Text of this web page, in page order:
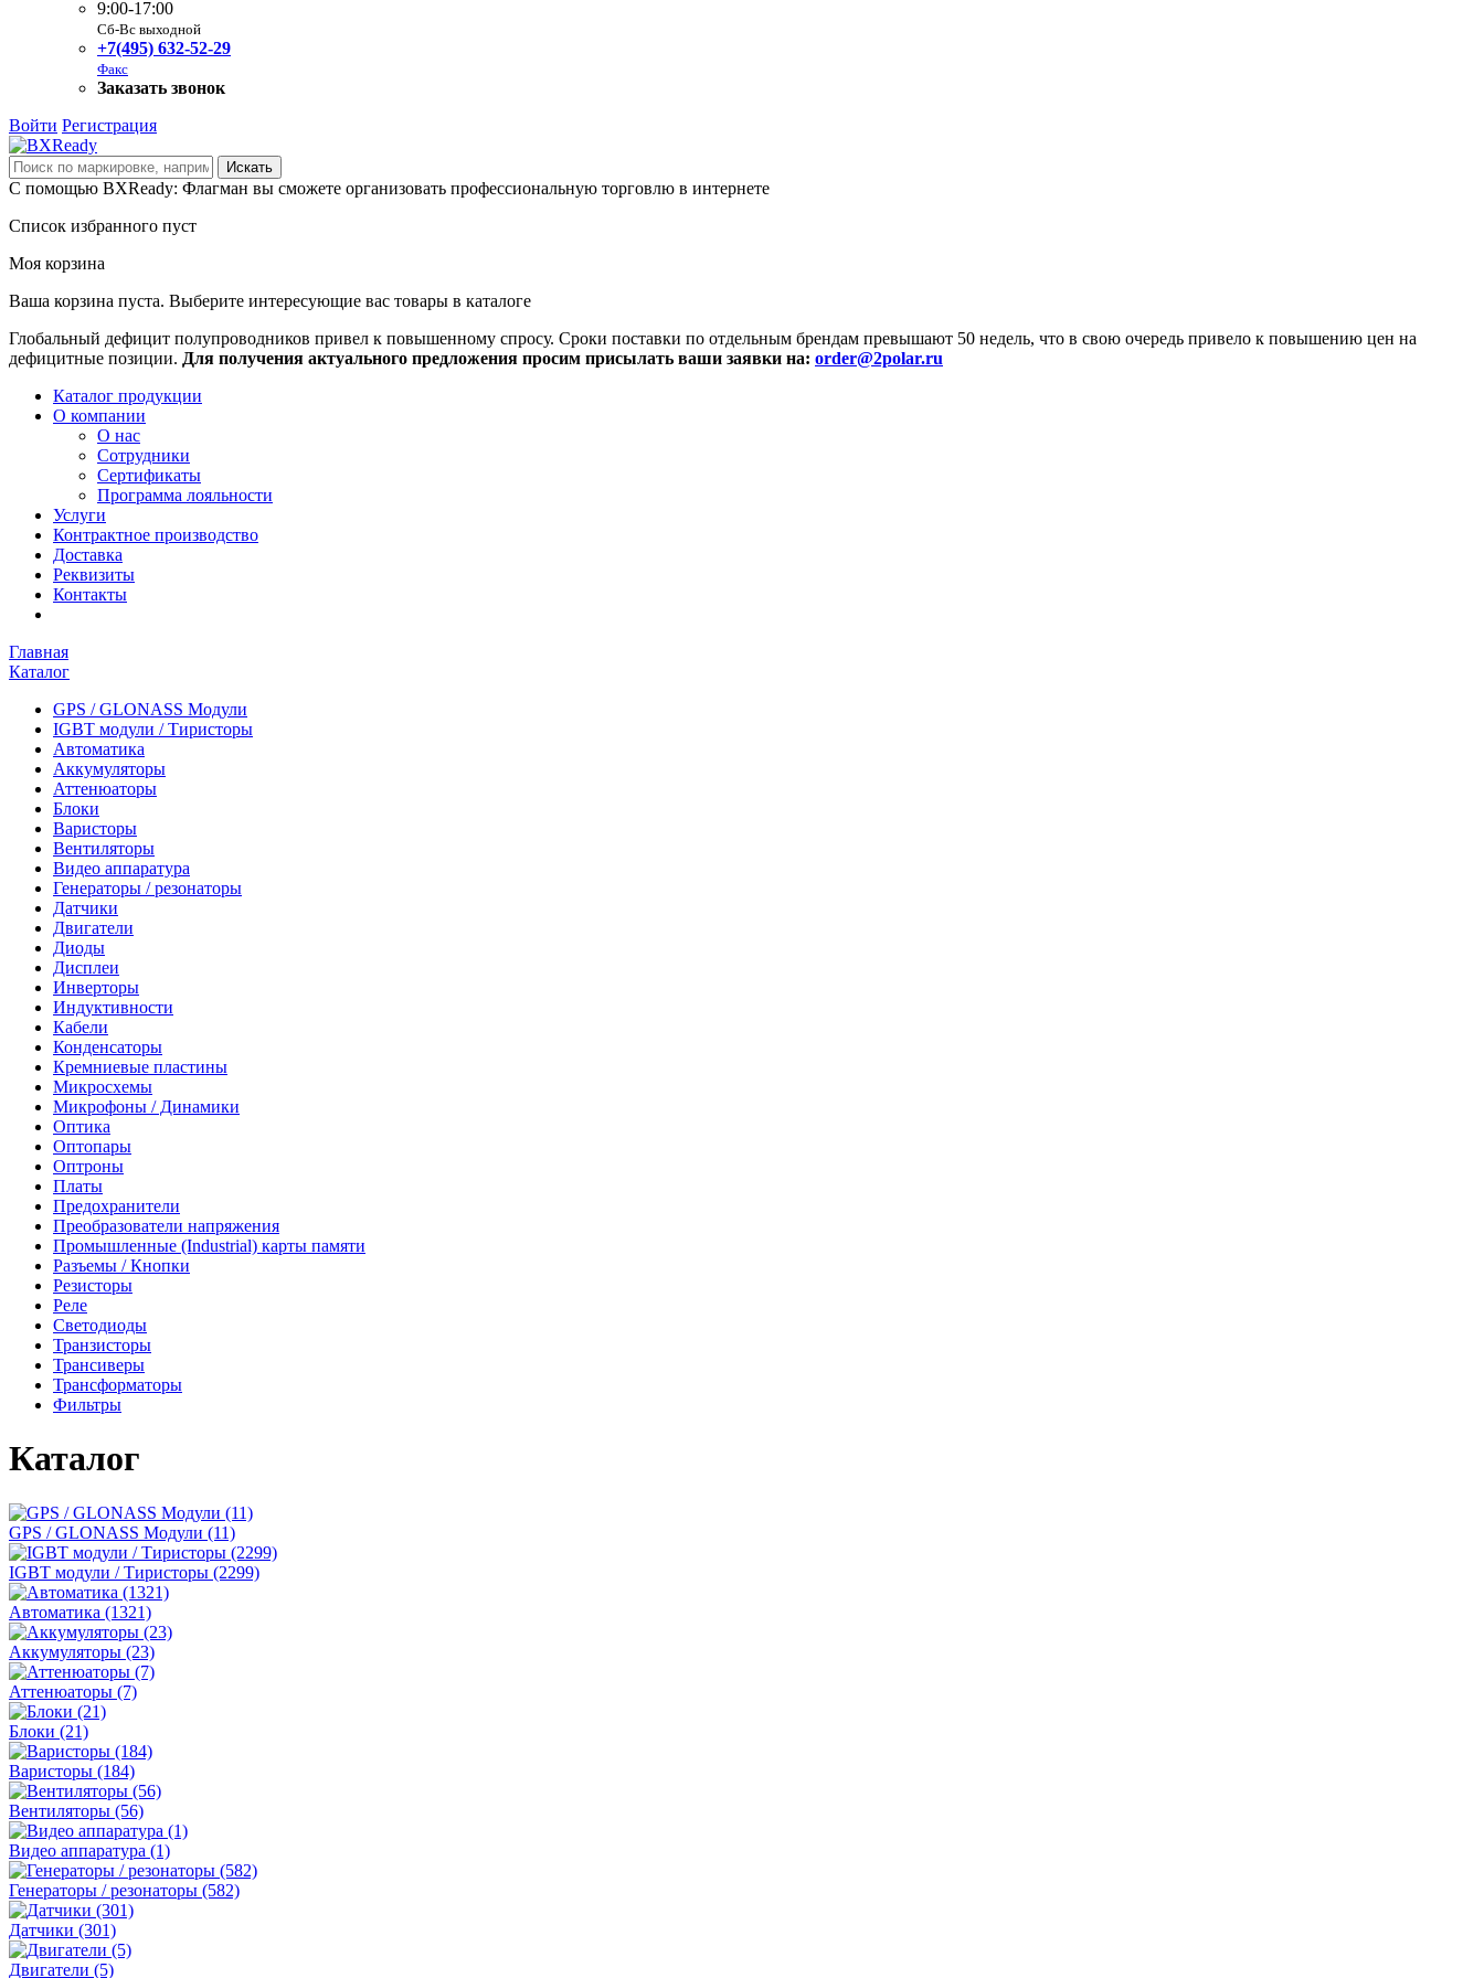
9:00-17:00
Сб-Вс выходной
+7(495) 632-52-29
Факс
Заказать звонок
Войти Регистрация
С помощью BXReady: Флагман вы сможете организовать профессиональную торговлю в интернете
Список избранного пуст
Моя корзина
Ваша корзина пуста. Выберите интересующие вас товары в каталоге
Глобальный дефицит полупроводников привел к повышенному спросу. Сроки поставки по отдельным брендам превышают 50 недель, что в свою очередь привело к повышению цен на
дефицитные позиции. Для получения актуального предложения просим присылать ваши заявки на: order@2polar.ru
Каталог продукции
О компании
О нас
Сотрудники
Сертификаты
Программа лояльности
Услуги
Контрактное производство
Доставка
Реквизиты
Контакты
Главная
Каталог
GPS / GLONASS Модули
IGBT модули / Тиристоры
Автоматика
Аккумуляторы
Аттенюаторы
Блоки
Варисторы
Вентиляторы
Видео аппаратура
Генераторы / резонаторы
Датчики
Двигатели
Диоды
Дисплеи
Инверторы
Индуктивности
Кабели
Конденсаторы
Кремниевые пластины
Микросхемы
Микрофоны / Динамики
Оптика
Оптопары
Оптроны
Платы
Предохранители
Преобразователи напряжения
Промышленные (Industrial) карты памяти
Разъемы / Кнопки
Резисторы
Реле
Светодиоды
Транзисторы
Трансиверы
Трансформаторы
Фильтры
Каталог
GPS / GLONASS Модули (11)
IGBT модули / Тиристоры (2299)
Автоматика (1321)
Аккумуляторы (23)
Аттенюаторы (7)
Блоки (21)
Варисторы (184)
Вентиляторы (56)
Видео аппаратура (1)
Генераторы / резонаторы (582)
Датчики (301)
Двигатели (5)